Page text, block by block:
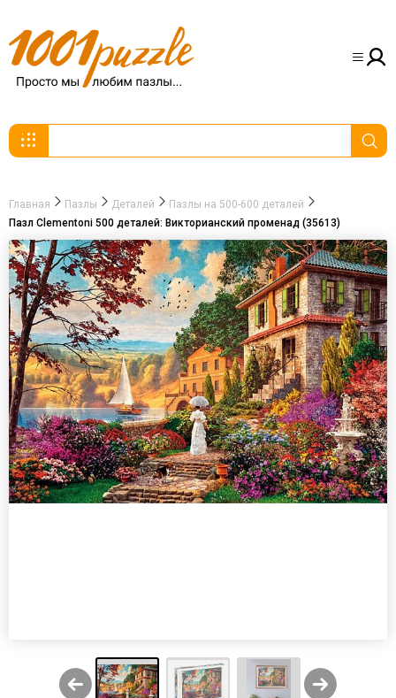
Главная Пазлы Деталей
Пазлы на 500-600 деталей
Пазл Clementoni 500 деталей: Викторианский променад (35613)